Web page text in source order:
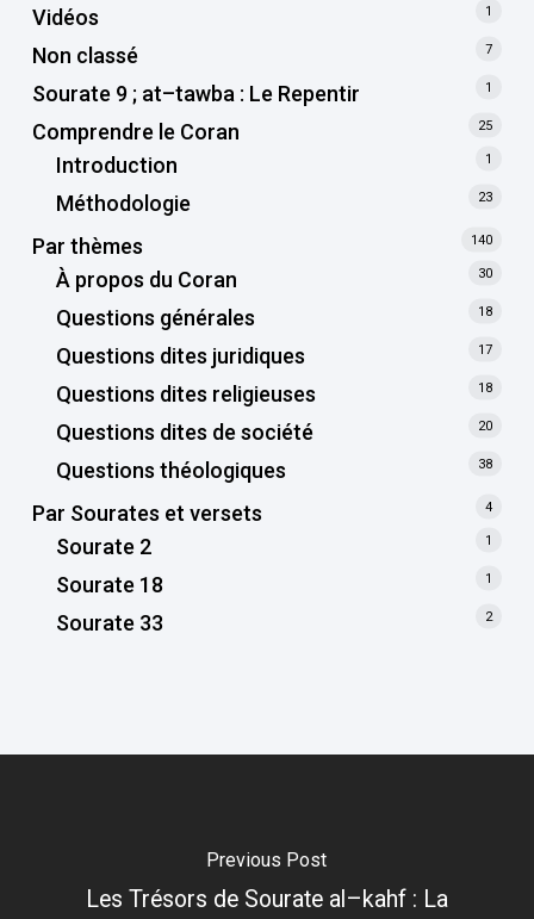
Vidéos 1
Non classé 7
Sourate 9 ; at–tawba : Le Repentir 1
Comprendre le Coran 25
Introduction 1
Méthodologie 23
Par thèmes 140
À propos du Coran 30
Questions générales 18
Questions dites juridiques 17
Questions dites religieuses 18
Questions dites de société 20
Questions théologiques 38
Par Sourates et versets 4
Sourate 2 1
Sourate 18 1
Sourate 33 2
Previous Post
Les Trésors de Sourate al–kahf : La